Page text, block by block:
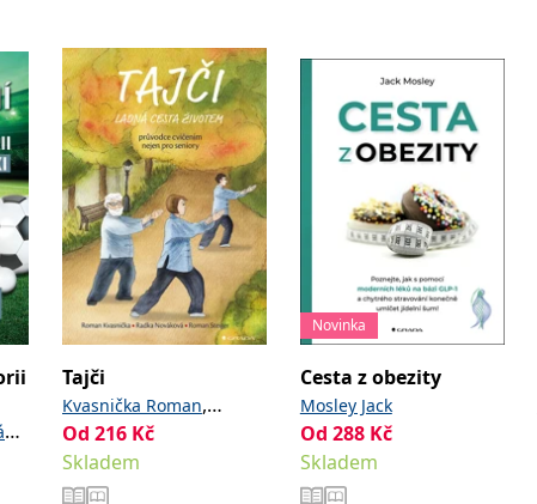
Tajči
Kvasnička Roman,
Nováková Radka
Roman
Od 216 Kč
Skladem
Novinka
Cesta z obezity
Mosley Jack
Od 288 Kč
Skladem